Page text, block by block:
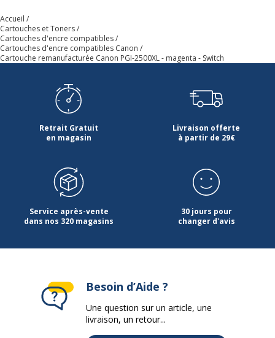
Informations sur les services
Informations sur les services
Etat du produit Produit Remanufacturé
Normes de conformité
Données logistiques
Données logistiques
Accueil
Cartouches et Toners
Cartouches d'encre compatibles
Cartouches d'encre compatibles Canon
Cartouche remanufacturée Canon PGI-2500XL - magenta - Switch
Retrait Gratuit
en magasin
Livraison offerte
à partir de 29€
Service après-vente
dans nos 320 magasins
30 jours pour
changer d'avis
Besoin d’Aide ?
Une question sur un article, une
livraison, un retour...